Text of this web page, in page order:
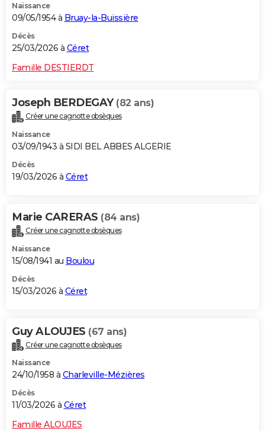
Naissance
09/05/1954 à Bruay-la-Buissière
Décès
25/03/2026 à Céret
Famille DESTIERDT
Joseph BERDEGAY (82 ans)
Créer une cagnotte obsèques
Naissance
03/09/1943 à SIDI BEL ABBES ALGERIE
Décès
19/03/2026 à Céret
Marie CARERAS (84 ans)
Créer une cagnotte obsèques
Naissance
15/08/1941 au Boulou
Décès
15/03/2026 à Céret
Guy ALOUJES (67 ans)
Créer une cagnotte obsèques
Naissance
24/10/1958 à Charleville-Mézières
Décès
11/03/2026 à Céret
Famille ALOUJES